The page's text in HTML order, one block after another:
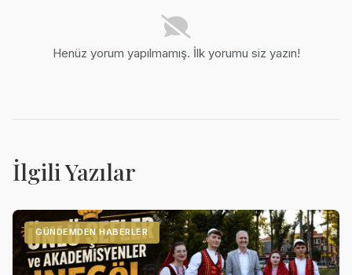
Henüz yorum yapılmamış. İlk yorumu siz yazın!
İlgili Yazılar
GÜNDEMDEN HABERLER